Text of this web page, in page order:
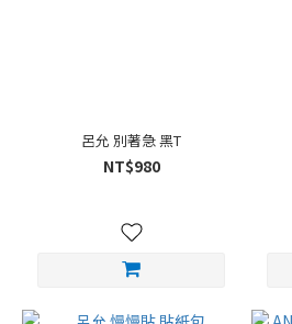
呂允 別著急 黑T
NT$980